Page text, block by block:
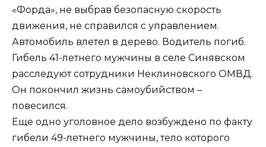
«Форда», не выбрав безопасную скорость
движения, не справился с управлением.
Автомобиль влетел в дерево. Водитель погиб.
Гибель 41-летнего мужчины в селе Синявском
расследуют сотрудники Неклиновского ОМВД.
Он покончил жизнь самоубийством –
повесился.
Еще одно уголовное дело возбуждено по факту
гибели 49-летнего мужчины, тело которого